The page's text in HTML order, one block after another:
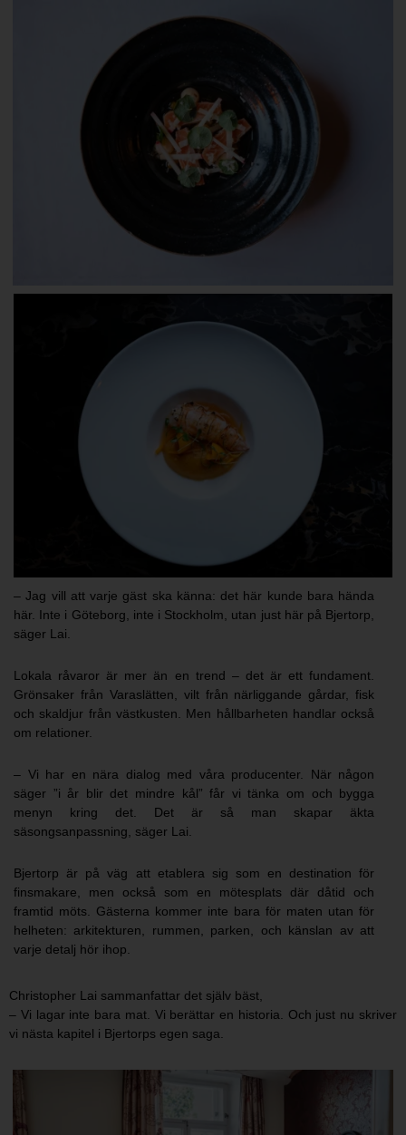
– Jag vill att varje gäst ska känna: det här kunde bara hända
här. Inte i Göteborg, inte i Stockholm, utan just här på Bjertorp,
säger Lai.
Lokala råvaror är mer än en trend – det är ett fundament.
Grönsaker från Varaslätten, vilt från närliggande gårdar, fisk
och skaldjur från västkusten. Men hållbarheten handlar också
om relationer.
– Vi har en nära dialog med våra producenter. När någon
säger ”i år blir det mindre kål” får vi tänka om och bygga
menyn kring det. Det är så man skapar äkta
säsongsanpassning, säger Lai.
Bjertorp är på väg att etablera sig som en destination för
finsmakare, men också som en mötesplats där dåtid och
framtid möts. Gästerna kommer inte bara för maten utan för
helheten: arkitekturen, rummen, parken, och känslan av att
varje detalj hör ihop.
Christopher Lai sammanfattar det själv bäst,
– Vi lagar inte bara mat. Vi berättar en historia. Och just nu skriver
vi nästa kapitel i Bjertorps egen saga.